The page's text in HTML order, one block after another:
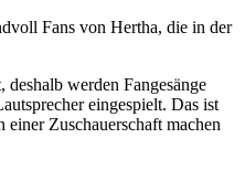
Fans von Hertha, die in der
werden Fangesänge
eingespielt. Das ist
einer Zuschauerschaft machen